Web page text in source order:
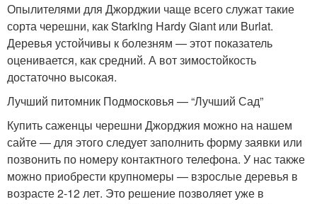
Опылителями для Джорджии чаще всего служат такие
сорта черешни, как Starking Hardy Giant или Burlat.
Деревья устойчивы к болезням — этот показатель
оценивается, как средний. А вот зимостойкость
достаточно высокая.
Лучший питомник Подмосковья — “Лучший Сад”
Купить саженцы черешни Джорджия можно на нашем
сайте — для этого следует заполнить форму заявки или
позвонить по номеру контактного телефона. У нас также
можно приобрести крупномеры — взрослые деревья в
возрасте 2-12 лет. Это решение позволяет уже в